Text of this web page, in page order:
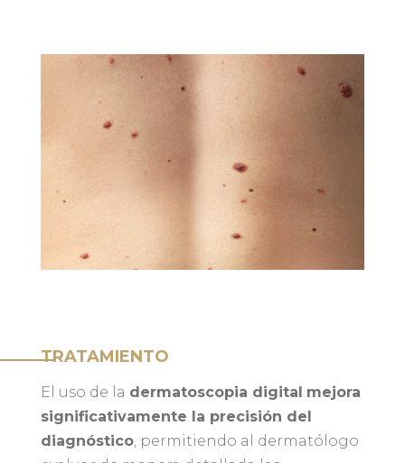
TRATAMIENTO
El uso de la dermatoscopia digital mejora
significativamente la precisión del
diagnóstico, permitiendo al dermatólogo